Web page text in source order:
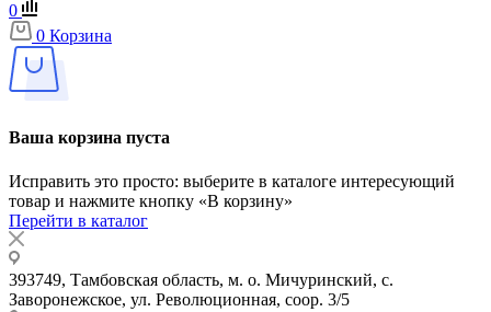
0
0 Корзина
Ваша корзина пуста
Исправить это просто: выберите в каталоге интересующий
товар и нажмите кнопку «В корзину»
Перейти в каталог
393749, Тамбовская область, м. о. Мичуринский, с.
Заворонежское, ул. Революционная, соор. 3/5